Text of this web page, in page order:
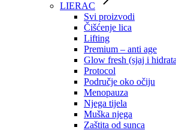
LIERAC
Svi proizvodi
Čišćenje lica
Lifting
Premium – anti age
Glow fresh (sjaj i
Protocol
Područje oko očiju
Menopauza
Njega tijela
Muška njega
Zaštita od sunca